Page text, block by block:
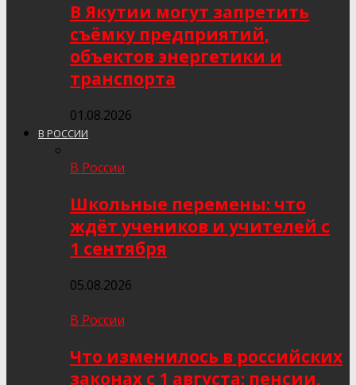
В Якутии могут запретить
съёмку предприятий,
объектов энергетики и
транспорта
01.08.2026
В РОССИИ
В России
Школьные перемены: что
ждёт учеников и учителей с
1 сентября
05.08.2026
В России
Что изменилось в российских
законах с 1 августа: пенсии,